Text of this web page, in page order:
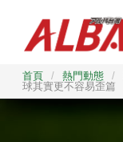
首頁 / 熱門動態 /
球其實更不容易歪篇